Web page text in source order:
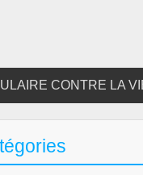
CONTRE LA